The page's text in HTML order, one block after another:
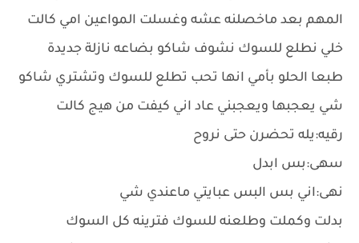
المهم بعد ماخصلنه عشه وغسلت المواعين امي كالت
خلي نطلع للسوك نشوف شاكو بضاعه نازلة جديدة
طبعا الحلو بأمي انها تحب تطلع للسوك وتشتري شاكو
شي يعجبها ويعجبني عاد اني كيفت من هيج كالت
رقيه:يله تحضرن حتى نروح
سهى:بس ابدل
نهى:اني بس البس عبايتي ماعندي شي
بدلت وكملت وطلعنه للسوك فترينه كل السوك